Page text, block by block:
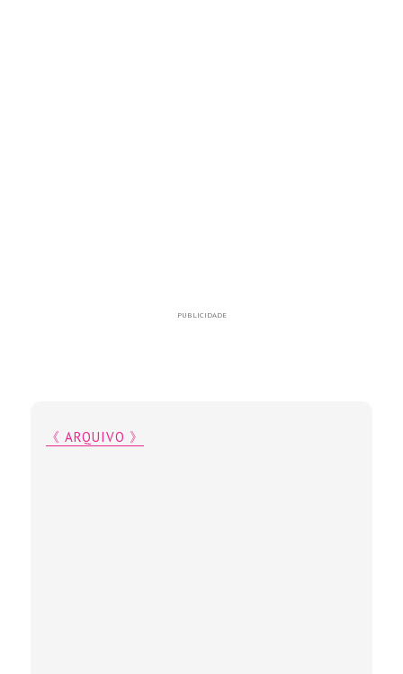
PUBLICIDADE
《 ARQUIVO 》